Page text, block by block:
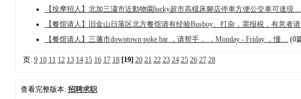
【按摩招人】北加三瀟市近動物園lucky超市高檔床腳店停車方便公交車可達現 ...
【餐馆请人】旧金山日落区北方餐馆请有经验Busboy、打杂，需报税，有意者请
【餐馆请人】三藩市downtown poke bar ，请帮手， ，Monday - Friday ，懂 ... (0
页: 9 10 11 12 13 14 15 16 17 18 [19] 20 21 22 23 24 25 26 27 28
查看完整版本: 招聘求职